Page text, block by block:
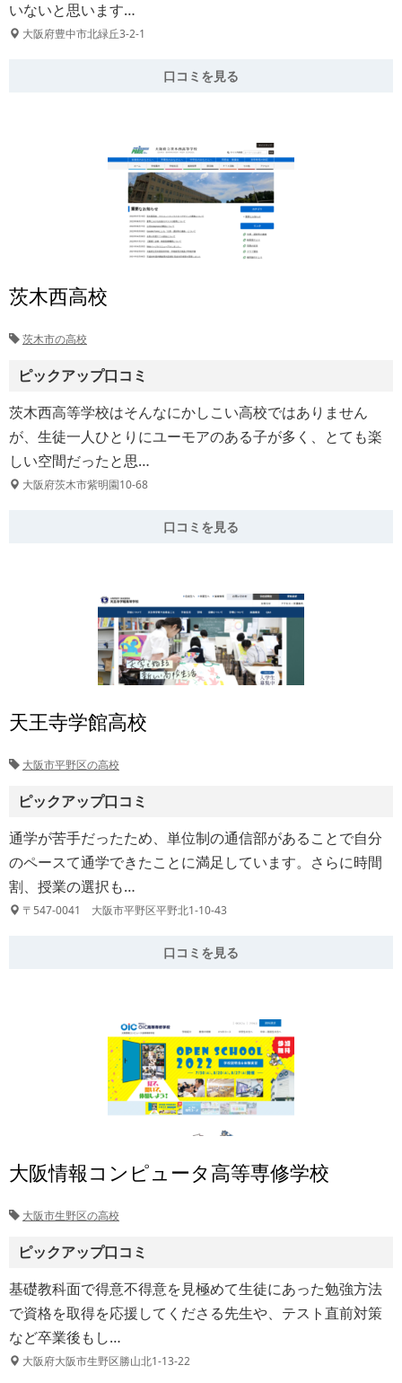
いないと思います…
大阪府豊中市北緑丘3-2-1
口コミを見る
茨木西高校
茨木市の高校
ピックアップ口コミ
茨木西高等学校はそんなにかしこい高校ではありません
が、生徒一人ひとりにユーモアのある子が多く、とても楽
しい空間だったと思…
大阪府茨木市紫明園10-68
口コミを見る
天王寺学館高校
大阪市平野区の高校
ピックアップ口コミ
通学が苦手だったため、単位制の通信部があることで自分
のペースて通学できたことに満足しています。さらに時間
割、授業の選択も…
〒547-0041 大阪市平野区平野北1-10-43
口コミを見る
大阪情報コンピュータ高等専修学校
大阪市生野区の高校
ピックアップ口コミ
基礎教科面で得意不得意を見極めて生徒にあった勉強方法
で資格を取得を応援してくださる先生や、テスト直前対策
など卒業後もし…
大阪府大阪市生野区勝山北1-13-22